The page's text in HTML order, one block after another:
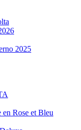
2025
Rose et Bleu